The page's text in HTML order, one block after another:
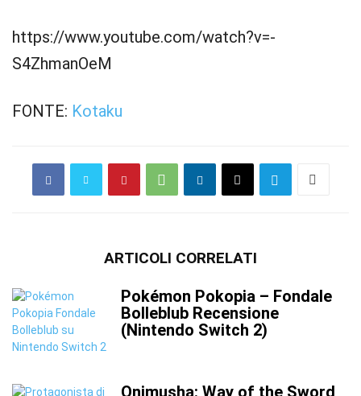
https://www.youtube.com/watch?v=-
S4ZhmanOeM
FONTE: Kotaku
ARTICOLI CORRELATI
Pokémon Pokopia – Fondale
Bolleblub Recensione
(Nintendo Switch 2)
Onimusha: Way of the Sword